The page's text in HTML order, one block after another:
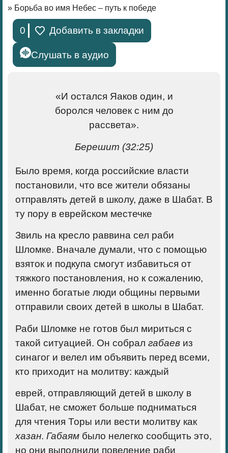
» Борьба во имя Небес – путь к победе
0 Добавить в закладки
Слушать в аудио
«И остался Яаков один, и
боролся человек с ним до
рассвета».
Берешит (32:25)
Было время, когда российские власти
постановили, что все жители обязаны
отправлять детей в школу, даже в Шабат. В
ту пору в еврейском местечке
Звиль на кресло раввина сел раби
Шломке. Вначале думали, что с помощью
взяток и подкупа смогут избавиться от
тяжкого постановления, но к сожалению,
именно богатые люди общины первыми
отправили своих детей в школы в Шабат.
Раби Шломке не готов был мириться с
такой ситуацией. Он собрал габаев из
синагог и велел им объявить перед всеми,
кто приходит на молитву: каждый
еврей, отправляющий детей в школу в
Шабат, не сможет больше подниматься
для чтения Торы или вести молитву как
хазан. Габаям было нелегко сообщить это,
но они выполнили повеление раби